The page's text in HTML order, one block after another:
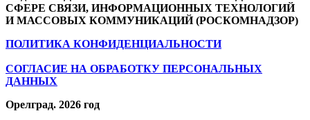
СФЕРЕ СВЯЗИ, ИНФОРМАЦИОННЫХ ТЕХНОЛОГИЙ
И МАССОВЫХ КОММУНИКАЦИЙ (РОСКОМНАДЗОР)
ПОЛИТИКА КОНФИДЕНЦИАЛЬНОСТИ
СОГЛАСИЕ НА ОБРАБОТКУ ПЕРСОНАЛЬНЫХ
ДАННЫХ
Орелград. 2026 год